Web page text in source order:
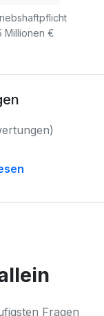
Millionen €
Fragen